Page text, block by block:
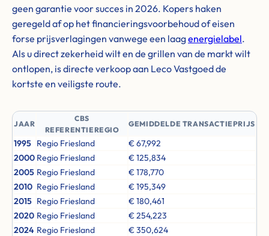
geen garantie voor succes in 2026. Kopers haken
geregeld af op het financieringsvoorbehoud of eisen
forse prijsverlagingen vanwege een laagenergielabel.
Als u direct zekerheid wilt en de grillen van de markt wilt
ontlopen, is directe verkoop aan Leco Vastgoed de
kortste en veiligste route.
JAAR
CBS
REFERENTIEREGIO
GEMIDDELDE TRANSACTIEPRIJS
1995 Regio Friesland
€ 67,992
2000 Regio Friesland
€ 125,834
2005 Regio Friesland
€ 178,770
2010 Regio Friesland
€ 195,349
2015 Regio Friesland
€ 180,461
2020 Regio Friesland
€ 254,223
2024 Regio Friesland
€ 350,624